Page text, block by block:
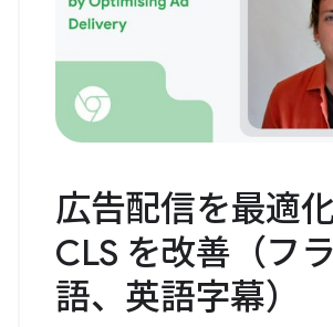
広告配信を最適
CLS を改善（フ
語、英語字幕）